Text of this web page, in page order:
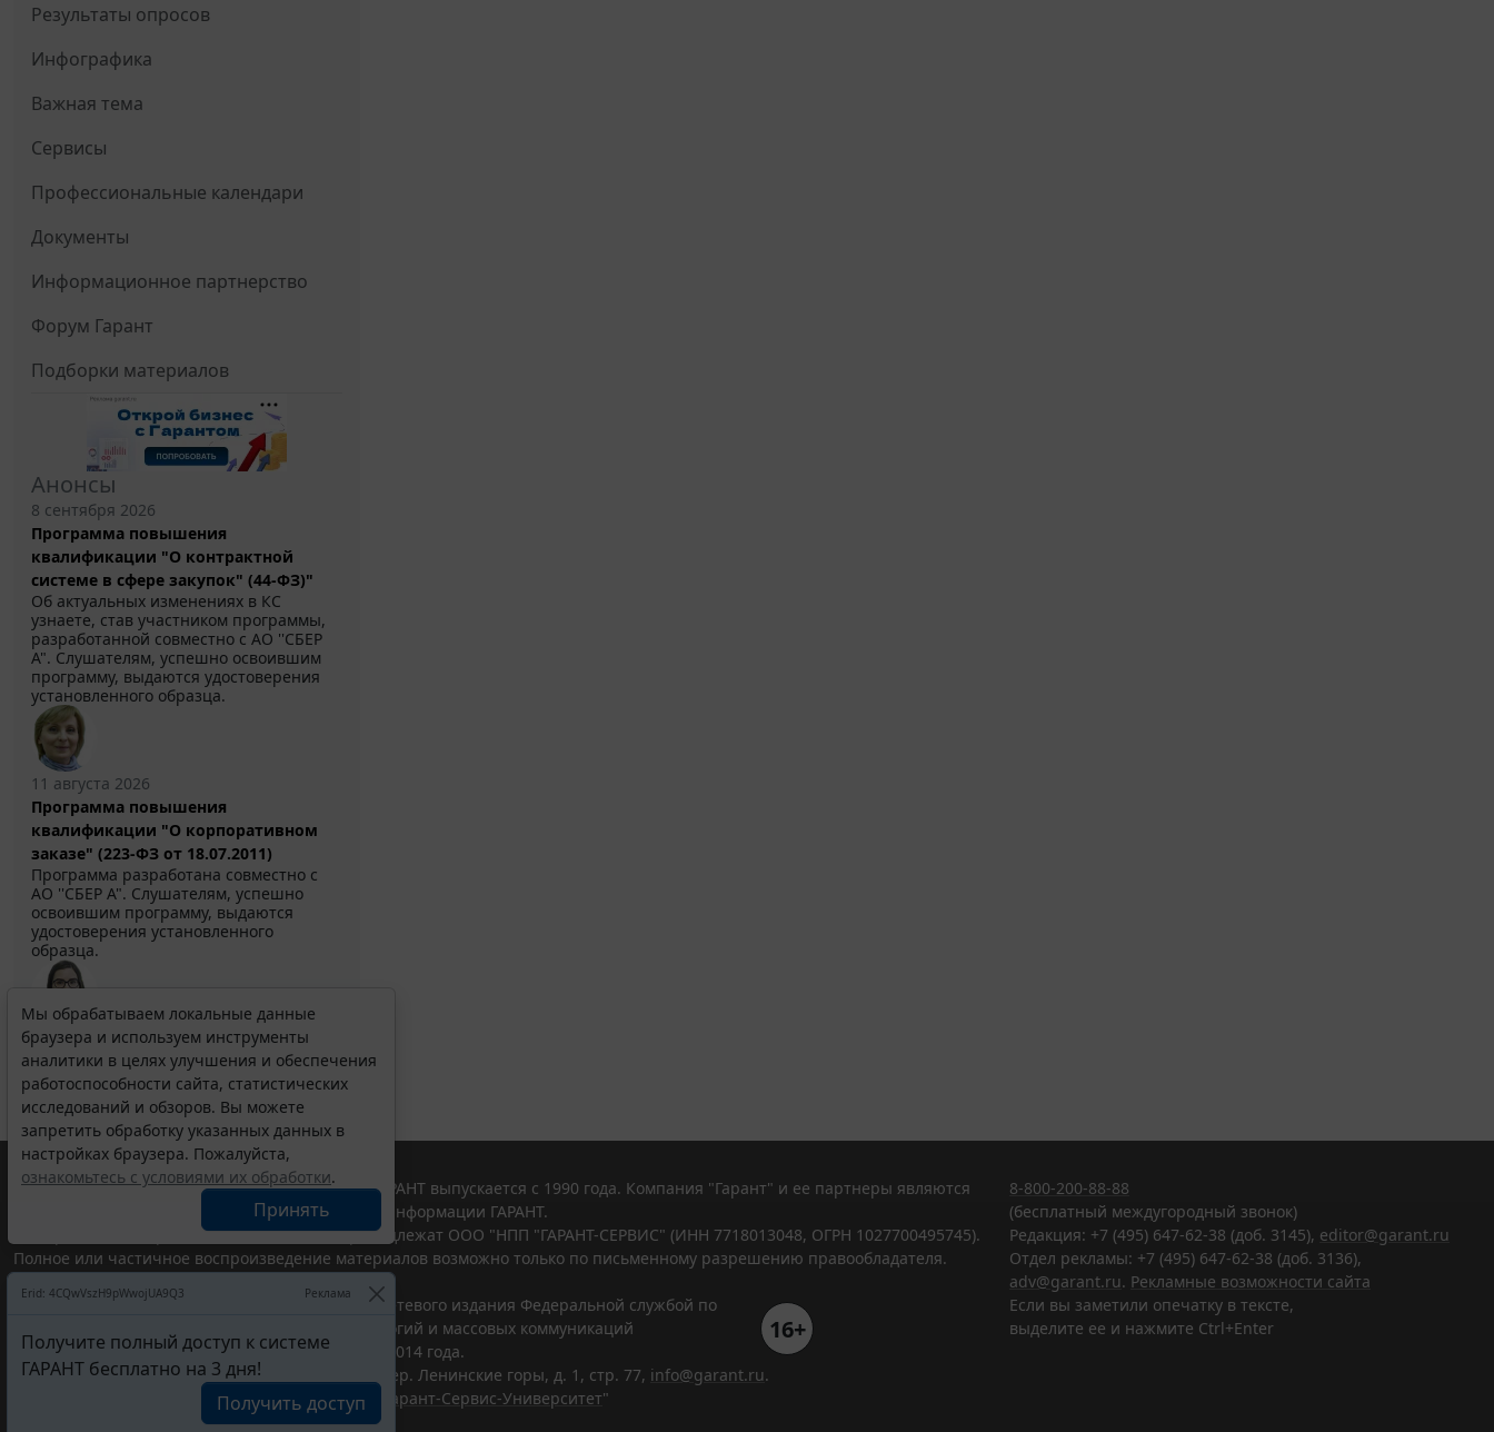
Результаты опросов
Инфографика
Важная тема
Сервисы
Профессиональные календари
Документы
Информационное партнерство
Форум Гарант
Подборки материалов
Анонсы
8 сентября 2026
Программа повышения
квалификации "О контрактной
системе в сфере закупок" (44-ФЗ)"
Об актуальных изменениях в КС
узнаете, став участником программы,
разработанной совместно с АО ''СБЕР
А". Слушателям, успешно освоившим
программу, выдаются удостоверения
установленного образца.
11 августа 2026
Программа повышения
квалификации "О корпоративном
заказе" (223-ФЗ от 18.07.2011)
Программа разработана совместно с
АО ''СБЕР А". Слушателям, успешно
освоившим программу, выдаются
удостоверения установленного
образца.
Выберите тему программы повышения квалификации
для юристов ...
Мы обрабатываем локальные данные
браузера и используем инструменты
аналитики в целях улучшения и обеспечения
работоспособности сайта, статистических
исследований и обзоров. Вы можете
запретить обработку указанных данных в
настройках браузера. Пожалуйста,
ознакомьтесь с условиями их обработки.
Принять
Erid: 4CQwVszH9pWwojUA9Q3 Реклама
Получите полный доступ к системе
ГАРАНТ бесплатно на 3 дня!
Получить доступ
© ООО "НПП "ГАРАНТ-СЕРВИС", 2026. Система ГАРАНТ выпускается с 1990 года. Компания "Гарант" и ее партнеры являются
участниками Российской ассоциации правовой информации ГАРАНТ.
Все права на материалы сайта ГАРАНТ.РУ принадлежат ООО "НПП "ГАРАНТ-СЕРВИС" (ИНН 7718013048, ОГРН 1027700495745).
Полное или частичное воспроизведение материалов возможно только по письменному разрешению правообладателя.
Портал ГАРАНТ.РУ зарегистрирован в качестве сетевого издания Федеральной службой по
надзору в сфере связи,информационных технологий и массовых коммуникаций
(Роскомнадзором), Эл № ФС77-58365 от 18 июня 2014 года.
16+
ООО "НПП "ГАРАНТ-СЕРВИС", 119234, г. Москва, тер. Ленинские горы, д. 1, стр. 77, info@garant.ru.
Разработчик ЭПС Система ГАРАНТ – ООО "НПП "
Гарант-Сервис-Университет"
8-800-200-88-88
(бесплатный междугородный звонок)
Редакция: +7 (495) 647-62-38 (доб. 3145), editor@garant.ru
Отдел рекламы: +7 (495) 647-62-38 (доб. 3136),
adv@garant.ru. Рекламные возможности сайта
Если вы заметили опечатку в тексте,
выделите ее и нажмите Ctrl+Enter